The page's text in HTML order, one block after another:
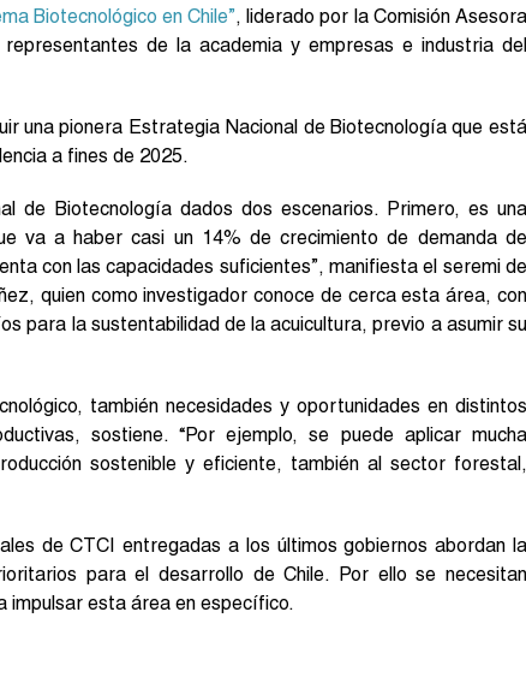
Biotecnológico en Chile”, liderado por la Comisión Asesora
de la academia y empresas e industria del
una pionera Estrategia Nacional de Biotecnología que está
a fines de 2025.
de Biotecnología dados dos escenarios. Primero, es una
va a haber casi un 14% de crecimiento de demanda de
con las capacidades suficientes”, manifiesta el seremi de
quien como investigador conoce de cerca esta área, con
para la sustentabilidad de la acuicultura, previo a asumir su
también necesidades y oportunidades en distintos
sostiene.“Por ejemplo, se puede aplicar mucha
sostenible y eficiente, también al sector forestal,
de CTCI entregadas a los últimos gobiernos abordan la
para el desarrollo de Chile. Por ello se necesitan
impulsar esta área en específico.